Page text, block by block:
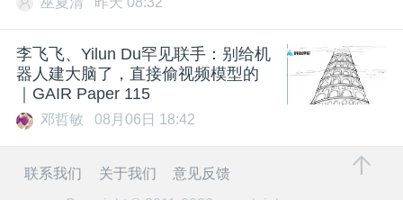
李飞飞、Yilun Du罕见联手：别给机
器人建大脑了，直接偷视频模型的
｜GAIR Paper 115
邓哲敏 08月06日 18:42
联系我们 关于我们
意见反馈